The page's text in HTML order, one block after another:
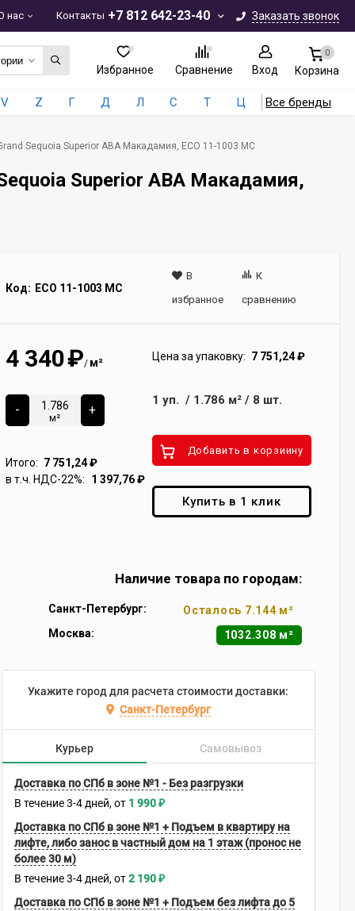
+7 812 642-23-40 Заказать звонок
нас Контакты
Избранное Сравнение Вход
0
Корзина
V Z Г Д Л С Т Ц Все бренды
Sequoia Superior ABA Макадамия, ECO 11-1003 MC
Superior ABA Макадамия,
Код: ECO 11-1003 MC
В
избранное
К
сравнению
4 340₽/ м²
-
м²
+
Итого: 7 751,24₽
в т.ч. НДС-22%:
1 397,76₽
Цена за упаковку: 7 751,24₽
1 уп. / 1.786 м²/ 8 шт.
Добавить в корзиину
Купить в 1 клик
Наличие товара по городам:
Санкт-Петербург:
Осталось 7.144 м²
Москва:
1032.308 м²
Укажите город для расчета стоимости доставки:
Санкт-Петербург
Курьер Самовывоз
Доставка по СПб в зоне №1 - Без разгрузки
В течение 3-4 дней 1 990₽
Доставка по СПб в зоне №1 + Подъем в квартиру на
лифте, либо занос в частный дом на 1 этаж (пронос не
более 30 м)
В течение 3-4 дней 2 190₽
Доставка по СПб в зоне №1 + Подъем без лифта до 5